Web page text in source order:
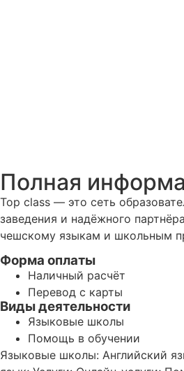
Полная
Top class — это сеть
заведения и надёжного
чешскому языкам и школьным
Форма оплаты
Наличный расчёт
Перевод с карты
Виды деятельности
Языковые школы
Помощь в обучении
Языковые школы: Английский